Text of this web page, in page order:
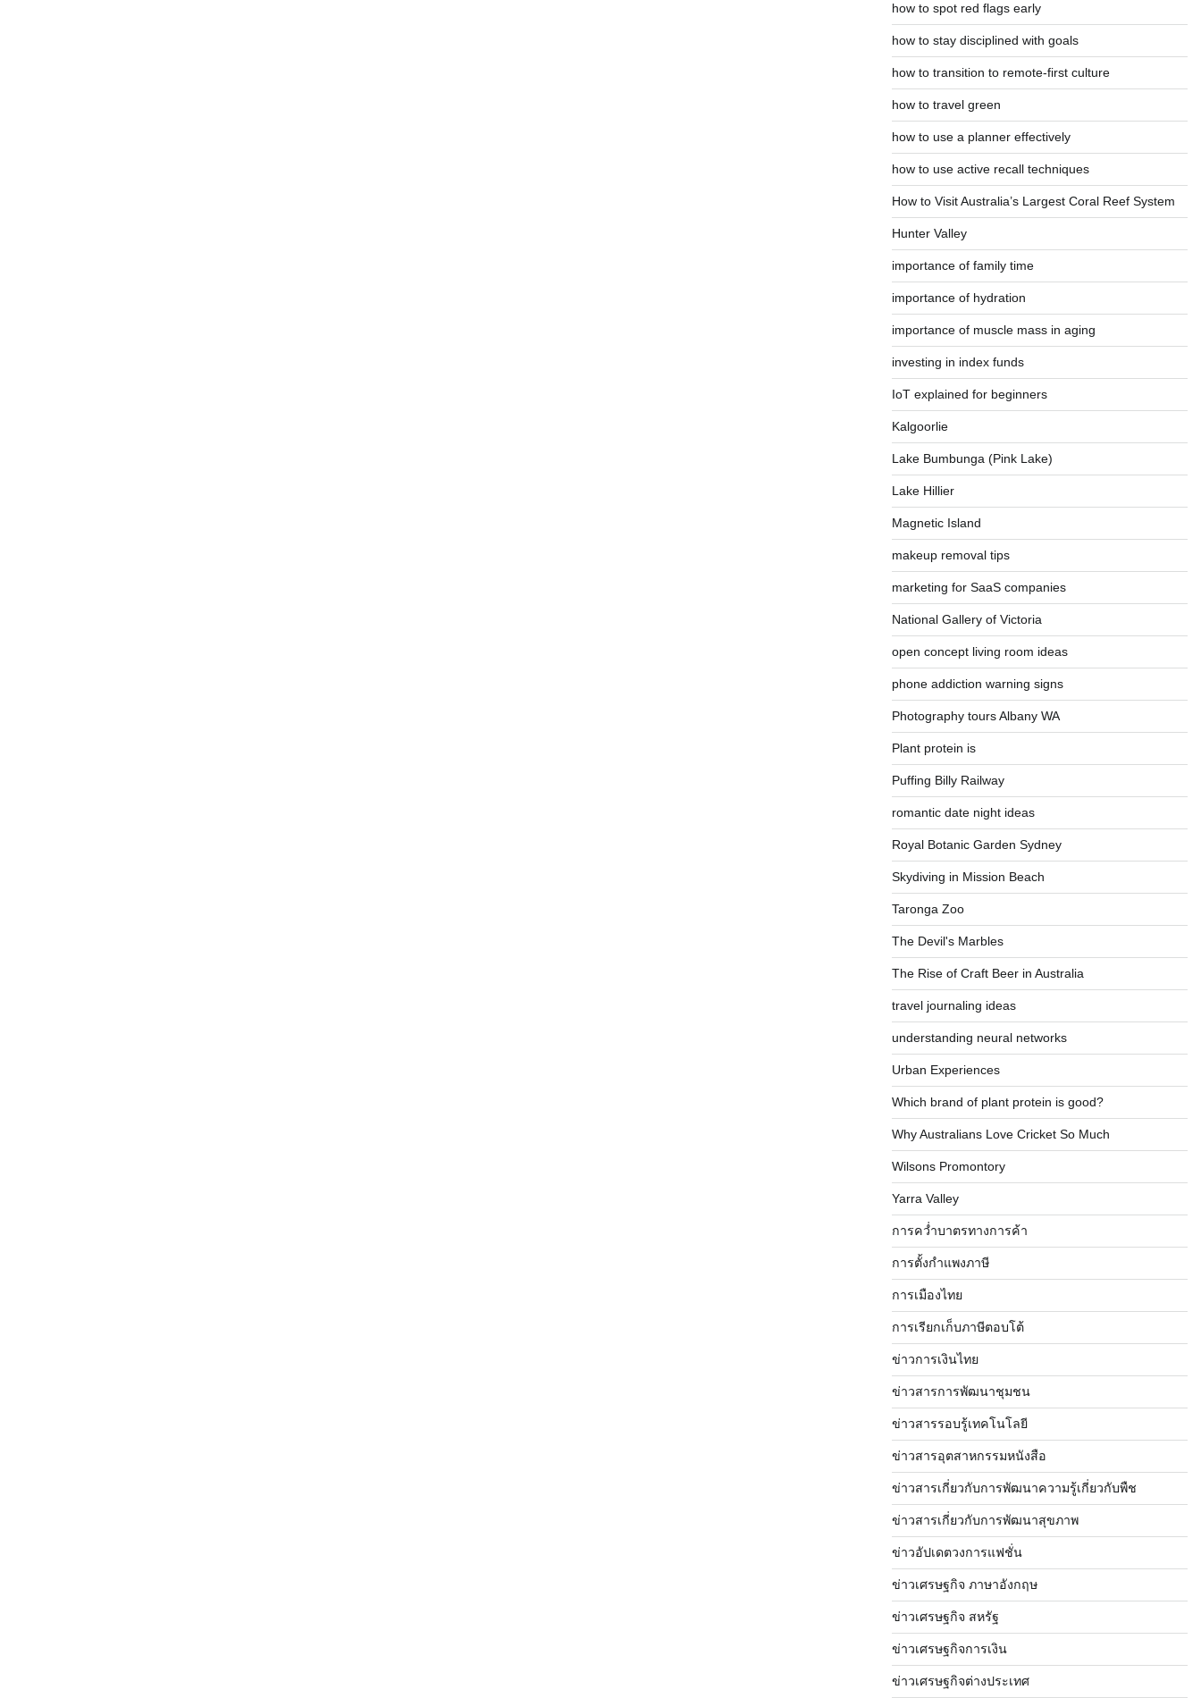
how to spot red flags early
how to stay disciplined with goals
how to transition to remote-first culture
how to travel green
how to use a planner effectively
how to use active recall techniques
How to Visit Australia’s Largest Coral Reef System
Hunter Valley
importance of family time
importance of hydration
importance of muscle mass in aging
investing in index funds
IoT explained for beginners
Kalgoorlie
Lake Bumbunga (Pink Lake)
Lake Hillier
Magnetic Island
makeup removal tips
marketing for SaaS companies
National Gallery of Victoria
open concept living room ideas
phone addiction warning signs
Photography tours Albany WA
Plant protein is
Puffing Billy Railway
romantic date night ideas
Royal Botanic Garden Sydney
Skydiving in Mission Beach
Taronga Zoo
The Devil's Marbles
The Rise of Craft Beer in Australia
travel journaling ideas
understanding neural networks
Urban Experiences
Which brand of plant protein is good?
Why Australians Love Cricket So Much
Wilsons Promontory
Yarra Valley
การคว่ำบาตรทางการค้า
การตั้งกำแพงภาษี
การเมืองไทย
การเรียกเก็บภาษีตอบโต้
ข่าวการเงินไทย
ข่าวสารการพัฒนาชุมชน
ข่าวสารรอบรู้เทคโนโลยี
ข่าวสารอุตสาหกรรมหนังสือ
ข่าวสารเกี่ยวกับการพัฒนาความรู้เกี่ยวกับพืช
ข่าวสารเกี่ยวกับการพัฒนาสุขภาพ
ข่าวอัปเดตวงการแฟชั่น
ข่าวเศรษฐกิจ ภาษาอังกฤษ
ข่าวเศรษฐกิจ สหรัฐ
ข่าวเศรษฐกิจการเงิน
ข่าวเศรษฐกิจต่างประเทศ